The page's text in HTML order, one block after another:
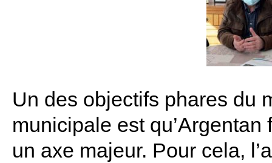
Un des objectifs phares du
municipale est
un axe majeur. Pour cela,